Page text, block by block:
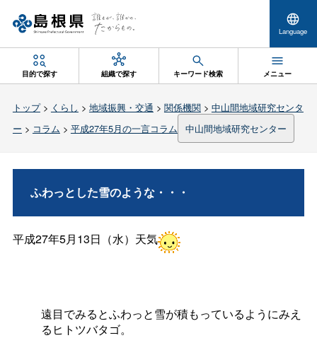
Language
目的で探す 組織で探す キーワード検索 メニュー
トップ> くらし > 地域振興・交通 > 関係機関> 中山間地域研究センタ
ー > コラム > 平成27年5月の一言コラム 中山間地域研究センター
ふわっとした雪のような・・・
平成27年5月13日（水）天気
遠目でみるとふわっと雪が積もっているようにみえ
るヒトツバタゴ。